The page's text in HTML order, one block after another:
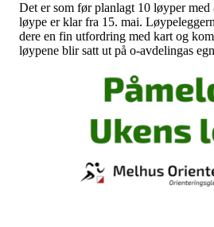
Det er som før planlagt 10 løyper
løype er klar fra 15. mai.
dere en fin utfordring med kart og
løypene blir satt ut på o-avdelingas